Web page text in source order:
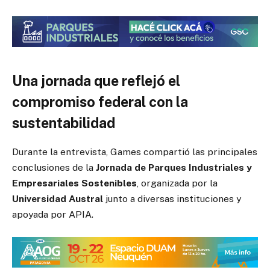
Una jornada que reflejó el
compromiso federal con la
sustentabilidad
Durante la entrevista, Games compartió las principales
conclusiones de la Jornada de Parques Industriales y
Empresariales Sostenibles, organizada por la
Universidad Austral junto a diversas instituciones y
apoyada por APIA.